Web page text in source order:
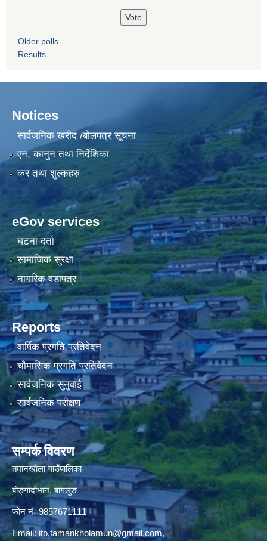
Older polls
Results
Notices
सार्वजनिक खरीद /बोलपत्र सूचना
एन, कानुन तथा निर्देशिका
कर तथा शुल्कहरु
eGov services
घटना दर्ता
सामाजिक सुरक्षा
नागरिक वडापत्र
Reports
वार्षिक प्रगति प्रतिवेदन
चौमासिक प्रगति प्रतिवेदन
सार्वजनिक सुनुवाई
सार्वजनिक परीक्षण
सम्पर्क विवरण
तमानखोला गाउँपालिका
बोङ्गादोभान, बागलुङ
फोन नंः 9857671111
Email: ito.tamankholamun@gmail.com,